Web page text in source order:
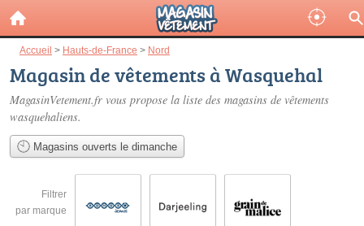
Accueil > Hauts-de-France > Nord
Magasin de vêtements à Wasquehal
MagasinVetement.fr vous propose la liste des magasins de vêtements
wasquehaliens.
Magasins ouverts le dimanche
Filtrer
par marque